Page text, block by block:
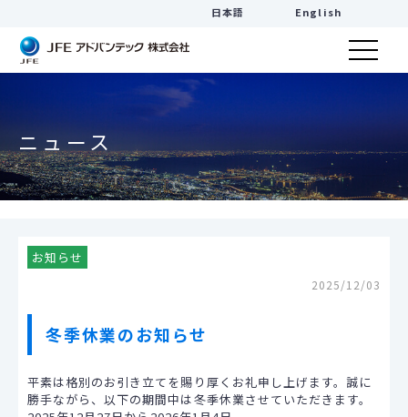
日本語 English
ニュース
お知らせ
2025/12/03
冬季休業のお知らせ
平素は格別のお引き立てを賜り厚くお礼申し上げます。誠に
勝手ながら、以下の期間中は冬季休業させていただきます。